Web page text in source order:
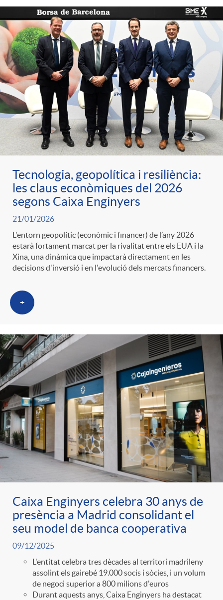
Tecnologia, geopolítica i resiliència:
les claus econòmiques del 2026
segons Caixa Enginyers
21/01/2026
L'entorn geopolític (econòmic i financer) de l’any 2026
estarà fortament marcat per la rivalitat entre els EUA i la
Xina, una dinàmica que impactarà directament en les
decisions d'inversió i en l'evolució dels mercats financers.
+
Caixa Enginyers celebra 30 anys de
presència a Madrid consolidant el
seu model de banca cooperativa
09/12/2025
L'entitat celebra tres dècades al territori madrileny
assolint els gairebé 19.000 socis i sòcies, i un volum
de negoci superior a 800 milions d'euros
Durant aquests anys, Caixa Enginyers ha destacat